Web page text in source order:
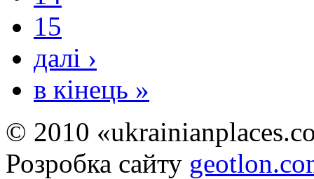
15
далі ›
в кінець »
© 2010
Розробка сайту